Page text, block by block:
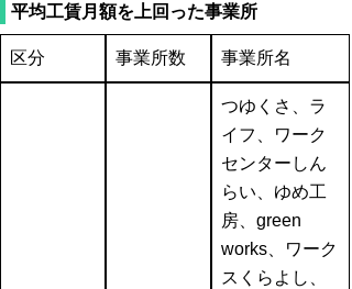
平均工賃月額を上回った事業所
区分 事業所数 事業所名
つゆくさ、ラ
イフ、ワーク
センターしん
らい、ゆめ工
房、green
works、ワーク
スくらよし、